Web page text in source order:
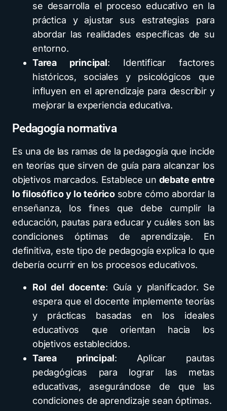
se desarrolla el proceso educativo en la
práctica y ajustar sus estrategias para
abordar las realidades específicas de su
entorno.
Tarea principal: Identificar factores
históricos, sociales y psicológicos que
influyen en el aprendizaje para describir y
mejorar la experiencia educativa.
Pedagogía normativa
Es una de las ramas de la pedagogía que incide
en teorías que sirven de guía para alcanzar los
objetivos marcados. Establece un debate entre
lo filosófico y lo teórico sobre cómo abordar la
enseñanza, los fines que debe cumplir la
educación, pautas para educar y cuáles son las
condiciones óptimas de aprendizaje. En
definitiva, este tipo de pedagogía explica lo que
debería ocurrir en los procesos educativos.
Rol del docente: Guía y planificador. Se
espera que el docente implemente teorías
y prácticas basadas en los ideales
educativos que orientan hacia los
objetivos establecidos.
Tarea principal: Aplicar pautas
pedagógicas para lograr las metas
educativas, asegurándose de que las
condiciones de aprendizaje sean óptimas.